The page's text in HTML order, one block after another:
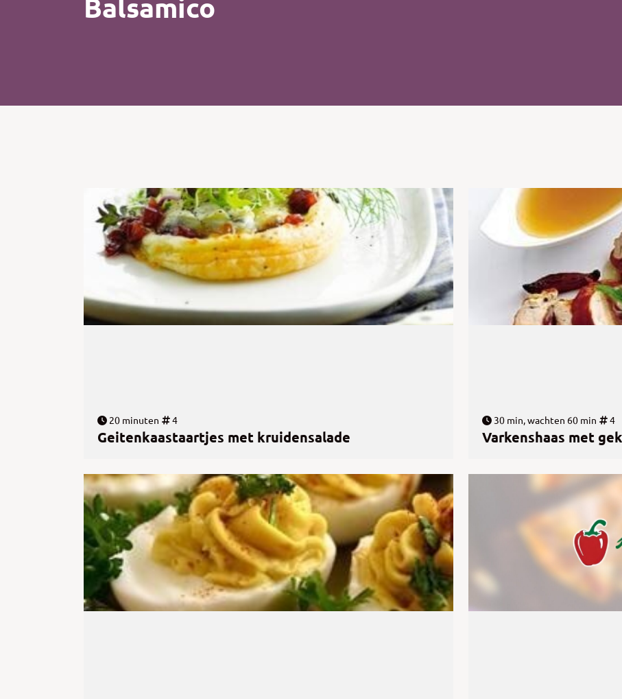
Salade
Vis
Vlees
20 minuten 4
Geitenkaastaartjes met kruidensalade
30 min, wachten 60 min 4
Varkenshaas met